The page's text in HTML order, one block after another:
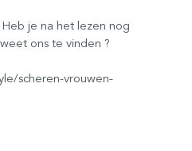
je na het lezen nog
ons te vinden ?
scheren-vrouwen-